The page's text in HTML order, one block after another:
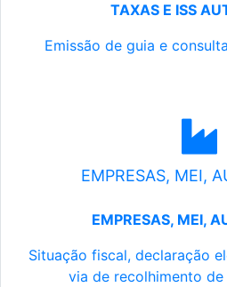
TAXAS E ISS
Emissão de guia e
EMPRESAS, MEI,
EMPRESAS, MEI,
Situação fiscal, declaração
via de recolhimento de